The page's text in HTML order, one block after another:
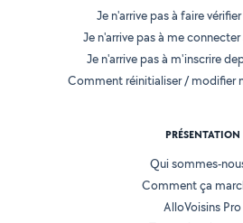
Je n'arrive pas à faire
Je n'arrive pas à me
Je n'arrive pas à m'inscrire
Comment réinitialiser / modifier
PRÉSENTATION
Qui sommes-
Comment ça
AlloVoisins Pro